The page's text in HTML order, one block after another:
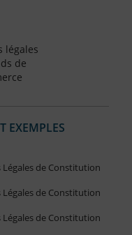
légales
de
EXEMPLES
de Constitution
de Constitution
de Constitution